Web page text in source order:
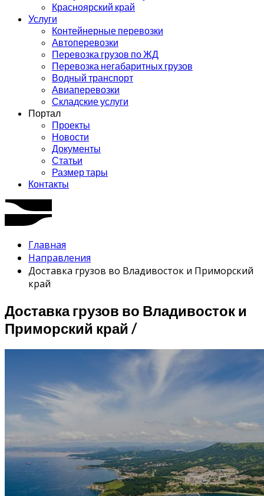
Красноярский край
Услуги
Контейнерные перевозки
Автоперевозки
Перевозка грузов по ЖД
Перевозка негабаритных грузов
Водный транспорт
Авиаперевозки
Складские услуги
Портал
Проекты
Новости
Документы
Статьи
Размер тары
Контакты
Главная
Направления
Доставка грузов во Владивосток и Приморский
край
Доставка грузов во Владивосток и
Приморский край /